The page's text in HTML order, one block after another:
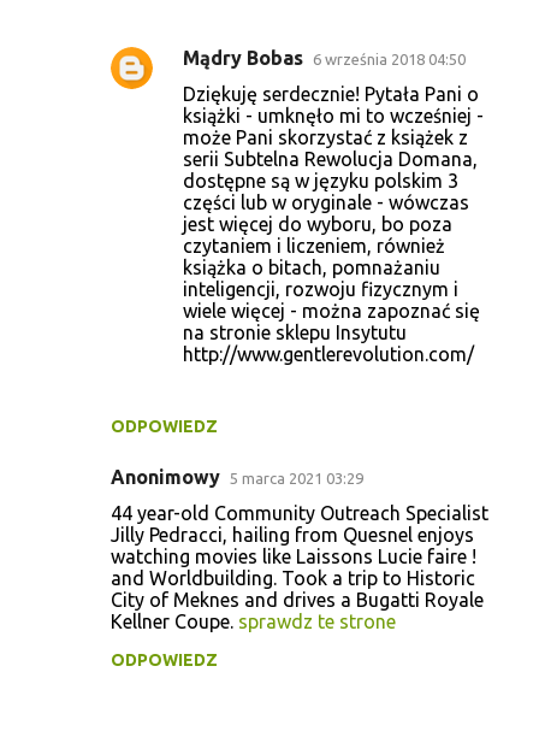
ODPOWIEDZ
Mądry Bobas 6 września 2018 04:50
Dziękuję serdecznie! Pytała Pani o
książki - umknęło mi to wcześniej -
może Pani skorzystać z książek z
serii Subtelna Rewolucja Domana,
dostępne są w języku polskim 3
części lub w oryginale - wówczas
jest więcej do wyboru, bo poza
czytaniem i liczeniem, również
książka o bitach, pomnażaniu
inteligencji, rozwoju fizycznym i
wiele więcej - można zapoznać się
na stronie sklepu Insytutu
http://www.gentlerevolution.com/
Anonimowy 5 marca 2021 03:29
44 year-old Community Outreach Specialist
Jilly Pedracci, hailing from Quesnel enjoys
watching movies like Laissons Lucie faire !
and Worldbuilding. Took a trip to Historic
City of Meknes and drives a Bugatti Royale
Kellner Coupe. sprawdz te strone
ODPOWIEDZ